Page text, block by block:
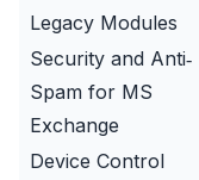
Legacy Modules
Security and Anti‐
Spam for MS
Exchange
Device Control